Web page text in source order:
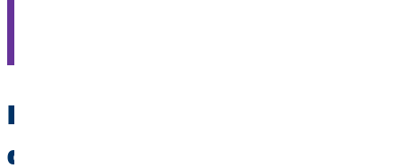
Prendre un bon départ en tant
qu’étudiant chez OVB